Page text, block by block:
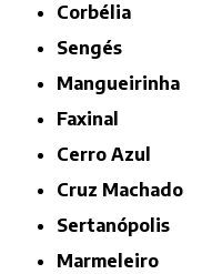
Corbélia
Sengés
Mangueirinha
Faxinal
Cerro Azul
Cruz Machado
Sertanópolis
Marmeleiro